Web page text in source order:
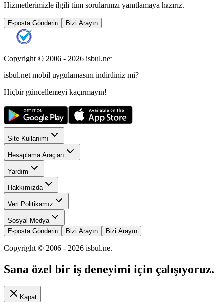
Hizmetlerimizle ilgili tüm sorularınızı yanıtlamaya hazırız.
E-posta Gönderin Bizi Arayın
Copyright © 2006 - 2026 isbul.net
isbul.net mobil uygulamasını indirdiniz mi?
Hiçbir güncellemeyi kaçırmayın!
Site Kullanımı
Hesaplama Araçları
Yardım
Hakkımızda
Veri Politikamız
Sosyal Medya
E-posta Gönderin
Bizi Arayın Bizi Arayın
Copyright © 2006 - 2026 isbul.net
Sana özel bir iş deneyimi için çalışıyoruz.
Kapat